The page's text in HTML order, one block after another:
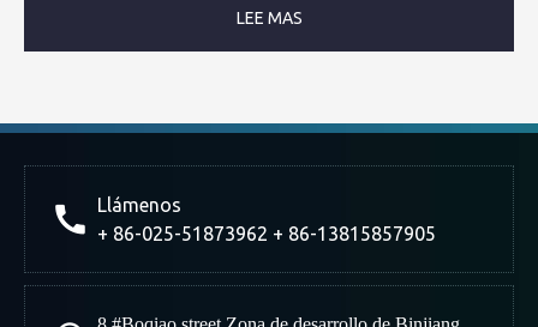
LEE MAS
Llámenos
+ 86-025-51873962 + 86-13815857905